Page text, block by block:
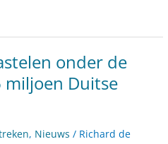
onder de
miljoen Duitse
, Nieuws / Richard de